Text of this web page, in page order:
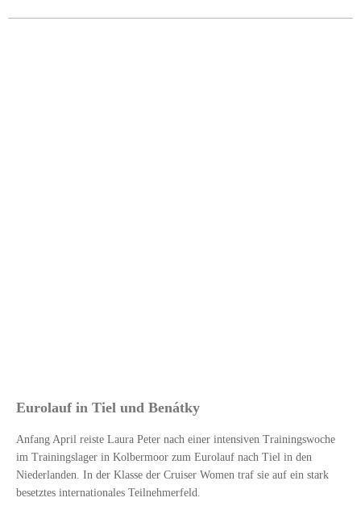
Eurolauf in Tiel und Benátky
Anfang April reiste Laura Peter nach einer intensiven Trainingswoche
im Trainingslager in Kolbermoor zum Eurolauf nach Tiel in den
Niederlanden. In der Klasse der Cruiser Women traf sie auf ein stark
besetztes internationales Teilnehmerfeld.